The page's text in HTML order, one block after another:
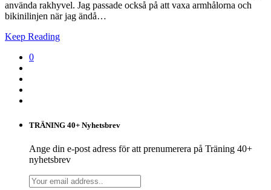
använda rakhyvel. Jag passade också på att vaxa armhålorna och
bikinilinjen när jag ändå…
Keep Reading
0
TRÄNING 40+ Nyhetsbrev
Ange din e-post adress för att prenumerera på Träning 40+
nyhetsbrev